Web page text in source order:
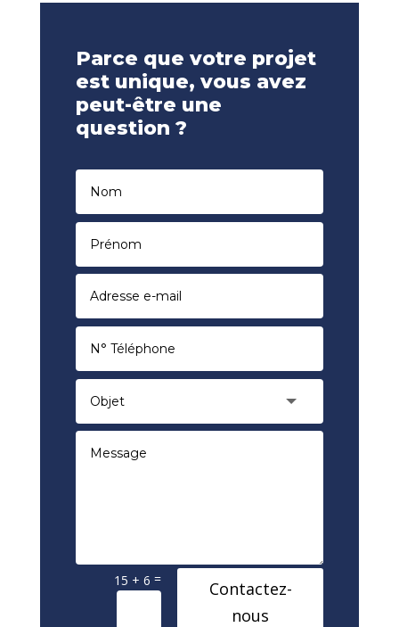
Parce que votre projet
est unique, vous avez
peut-être une
question ?
15 + 6 =
Contactez-
nous